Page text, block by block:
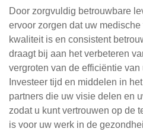
Door zorgvuldig betrouwbare
ervoor zorgen dat uw
kwaliteit is en consistent
draagt bij aan het verbeteren
vergroten van de efficiëntie
Investeer tijd en middelen in
partners die uw visie delen en
zodat u kunt vertrouwen op de
is voor uw werk in de